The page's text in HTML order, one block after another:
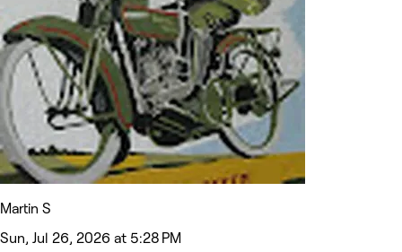
Martin S
Sun, Jul 26, 2026 at 5:28 PM